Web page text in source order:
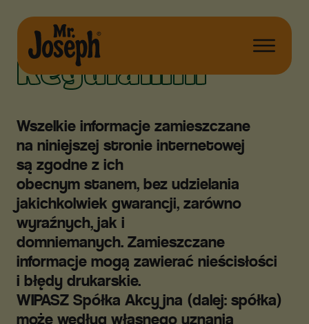
Regulamin
Wszelkie informacje zamieszczane
na niniejszej stronie internetowej
są zgodne z ich
obecnym stanem, bez udzielania
jakichkolwiek gwarancji, zarówno
wyraźnych, jak i
domniemanych. Zamieszczane
informacje mogą zawierać nieścisłości
i błędy drukarskie.
WIPASZ Spółka Akcyjna (dalej: spółka)
może według własnego uznania